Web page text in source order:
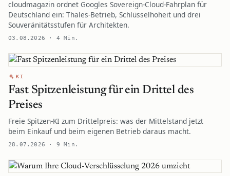
cloudmagazin ordnet Googles Sovereign-Cloud-Fahrplan für
Deutschland ein: Thales-Betrieb, Schlüsselhoheit und drei
Souveränitätsstufen für Architekten.
03.08.2026 · 4 Min.
KI
Fast Spitzenleistung für ein Drittel des
Preises
Freie Spitzen-KI zum Drittelpreis: was der Mittelstand jetzt
beim Einkauf und beim eigenen Betrieb daraus macht.
28.07.2026 · 9 Min.